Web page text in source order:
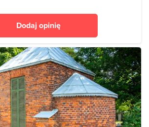
Dodaj opinię